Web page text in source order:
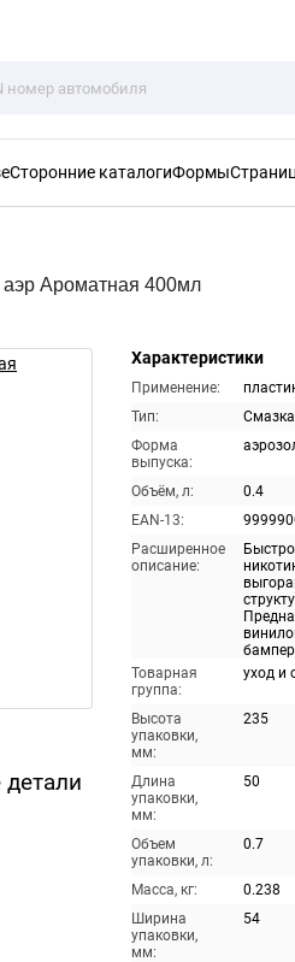
Сторонние каталогиФормы
аэр Ароматная 400мл
детали
Характеристики
Применение:
Тип:
Форма
выпуска:
Объём, л:
0.4
EAN-13:
Расширенное
описание:
Товарная
группа:
уход и
Высота
упаковки,
мм:
235
Длина
упаковки,
мм:
50
Объем
упаковки, л:
0.7
Масса, кг:
0.238
Ширина
упаковки,
мм:
54